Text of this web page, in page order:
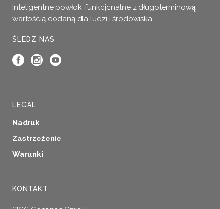
na
stronie
Inteligentne powłoki funkcjonalne z długoterminową
wartością dodaną dla ludzi i środowiska.
ŚLEDŹ NAS
LEGAL
Nadruk
Zastrzeżenie
Warunki
KONTAKT